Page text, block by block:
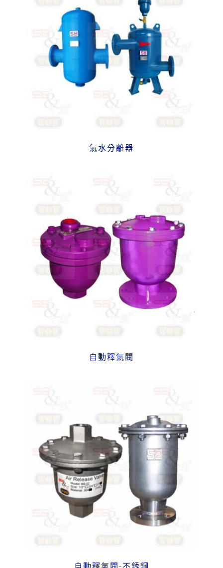
氣水分離器
自動釋氣閥